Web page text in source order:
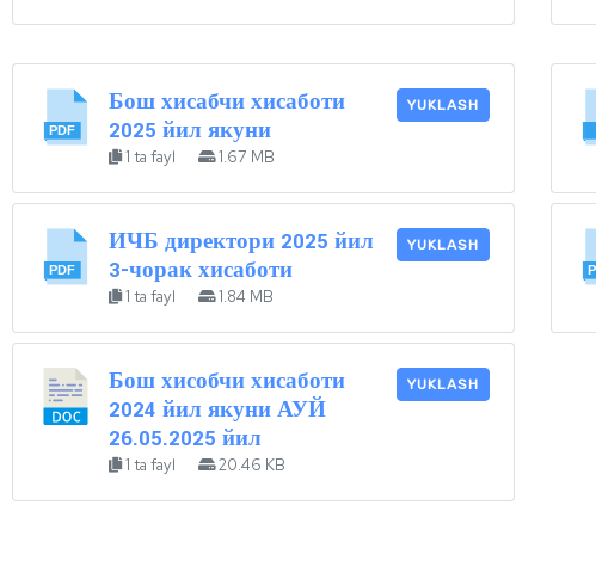
Бош хисабчи хисаботи
2025 йил якуни
1 ta fayl 1.67 MB
YUKLASH
ИЧБ директори 2025 йил
3-чорак хисаботи
1 ta fayl 1.84 MB
YUKLASH
Бош хисобчи хисаботи
2024 йил якуни АУЙ
26.05.2025 йил
1 ta fayl 20.46 KB
YUKLASH